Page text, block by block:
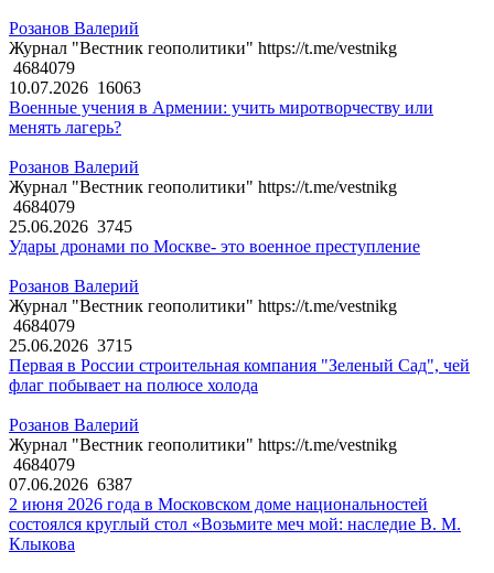
Розанов Валерий
Журнал "Вестник геополитики" https://t.me/vestnikg
4684079
10.07.2026 16063
Военные учения в Армении: учить миротворчеству или
менять лагерь?
Розанов Валерий
Журнал "Вестник геополитики" https://t.me/vestnikg
4684079
25.06.2026 3745
Удары дронами по Москве- это военное преступление
Розанов Валерий
Журнал "Вестник геополитики" https://t.me/vestnikg
4684079
25.06.2026 3715
Первая в России строительная компания "Зеленый Сад", чей
флаг побывает на полюсе холода
Розанов Валерий
Журнал "Вестник геополитики" https://t.me/vestnikg
4684079
07.06.2026 6387
2 июня 2026 года в Московском доме национальностей
состоялся круглый стол «Возьмите меч мой: наследие В. М.
Клыкова